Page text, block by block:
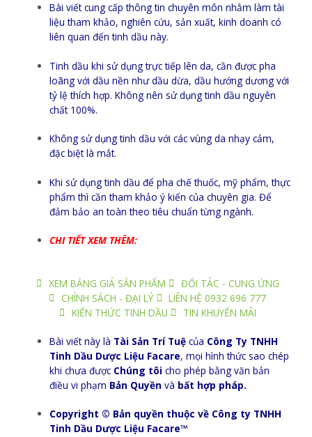
Bài viết cung cấp thông tin chuyên môn nhằm làm tài
liệu tham khảo, nghiên cứu, sản xuất, kinh doanh có
liên quan đến tinh dầu này.
Tinh dầu khi sử dụng trực tiếp lên da, cần được pha
loãng với dầu nền như dầu dừa, dầu hướng dương với
tỷ lệ thích hợp. Không nên sử dụng tinh dầu nguyên
chất 100%.
Không sử dụng tinh dầu với các vùng da nhạy cảm,
đặc biệt là mắt.
Khi sử dụng tinh dầu để pha chế thuốc, mỹ phẩm, thực
phẩm thì cần tham khảo ý kiến của chuyên gia. Để
đảm bảo an toàn theo tiêu chuẩn từng ngành.
CHI TIẾT XEM THÊM:
XEM BẢNG GIÁ SẢN PHẨM
ĐỐI TÁC - CUNG ỨNG
CHÍNH SÁCH - ĐẠI LÝ
LIÊN HỆ 0932 696 777
KIẾN THỨC TINH DẦU
TIN KHUYẾN MÃI
Bài viết này là Tài Sản Trí Tuệ của Công Ty TNHH
Tinh Dầu Dược Liệu Facare, mọi hình thức sao chép
khi chưa được Chúng tôi cho phép bằng văn bản
điều vi phạm Bản Quyền và bất hợp pháp.
Copyright © Bản quyền thuộc về Công ty TNHH
Tinh Dầu Dược Liệu Facare™